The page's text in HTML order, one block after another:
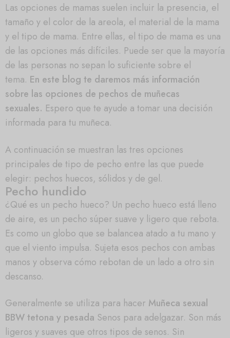
Las opciones de mamas suelen incluir la presencia, el
tamaño y el color de la areola, el material de la mama
y el tipo de mama. Entre ellas, el tipo de mama es una
de las opciones más difíciles. Puede ser que la mayoría
de las personas no sepan lo suficiente sobre el
tema. En este blog te daremos más información
sobre las opciones de pechos de muñecas
sexuales. Espero que te ayude a tomar una decisión
informada para tu muñeca.
A continuación se muestran las tres opciones
principales de tipo de pecho entre las que puede
elegir: pechos huecos, sólidos y de gel.
Pecho hundido
¿Qué es un pecho hueco? Un pecho hueco está lleno
de aire, es un pecho súper suave y ligero que rebota.
Es como un globo que se balancea atado a tu mano y
que el viento impulsa. Sujeta esos pechos con ambas
manos y observa cómo rebotan de un lado a otro sin
descanso.
Generalmente se utiliza para hacer Muñeca sexual
BBW tetona y pesada Senos para adelgazar. Son más
ligeros y suaves que otros tipos de senos. Sin